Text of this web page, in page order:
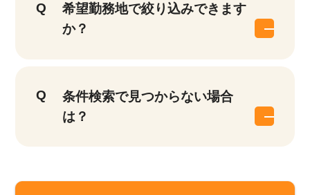
希望勤務地で絞り込みできます
か？
条件検索で見つからない場合
は？